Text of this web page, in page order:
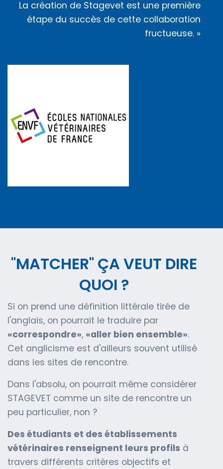
La création de Stagevet est une première
étape du succès de cette collaboration
fructueuse. »
"MATCHER" ÇA VEUT DIRE
QUOI ?
Si on prend une définition littérale tirée de
l'anglais, on pourrait le traduire par
«correspondre», «aller bien ensemble».
Cet anglicisme est d'ailleurs souvent utilisé
dans les sites de rencontre.
Dans l'absolu, on pourrait même considérer
STAGEVET comme un site de rencontre un
peu particulier, non ?
Des étudiants et des établissements
vétérinaires renseignent leurs profils à
travers différents critères objectifs et